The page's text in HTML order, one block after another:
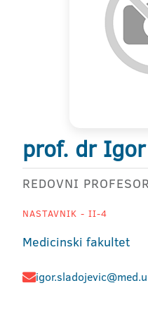
prof. dr
REDOVNI PROFESOR
NASTAVNIK - II-4
Medicinski fakultet